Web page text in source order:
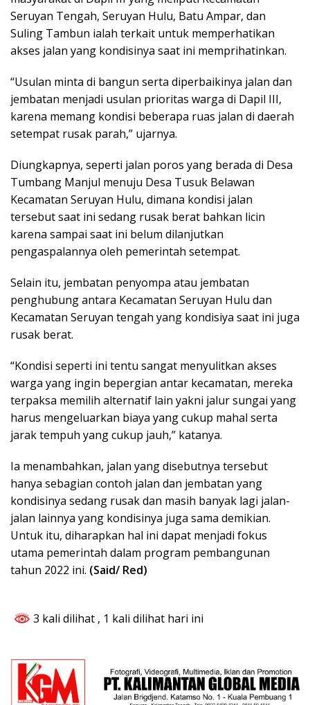
Seruyan Tengah, Seruyan Hulu, Batu Ampar, dan
Suling Tambun ialah terkait untuk memperhatikan
akses jalan yang kondisinya saat ini memprihatinkan.
“Usulan minta di bangun serta diperbaikinya jalan dan
jembatan menjadi usulan prioritas warga di Dapil III,
karena memang kondisi beberapa ruas jalan di daerah
setempat rusak parah,” ujarnya.
Diungkapnya, seperti jalan poros yang berada di Desa
Tumbang Manjul menuju Desa Tusuk Belawan
Kecamatan Seruyan Hulu, dimana kondisi jalan
tersebut saat ini sedang rusak berat bahkan licin
karena sampai saat ini belum dilanjutkan
pengaspalannya oleh pemerintah setempat.
Selain itu, jembatan penyompa atau jembatan
penghubung antara Kecamatan Seruyan Hulu dan
Kecamatan Seruyan tengah yang kondisiya saat ini juga
rusak berat.
“Kondisi seperti ini tentu sangat menyulitkan akses
warga yang ingin bepergian antar kecamatan, mereka
terpaksa memilih alternatif lain yakni jalur sungai yang
harus mengeluarkan biaya yang cukup mahal serta
jarak tempuh yang cukup jauh,” katanya.
Ia menambahkan, jalan yang disebutnya tersebut
hanya sebagian contoh jalan dan jembatan yang
kondisinya sedang rusak dan masih banyak lagi jalan-
jalan lainnya yang kondisinya juga sama demikian.
Untuk itu, diharapkan hal ini dapat menjadi fokus
utama pemerintah dalam program pembangunan
tahun 2022 ini. (Said/ Red)
3 kali dilihat , 1 kali dilihat hari ini